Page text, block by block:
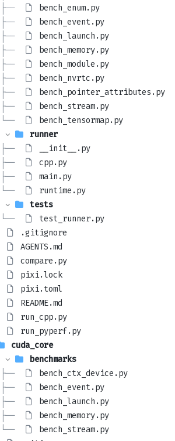
bench_enum.py
bench_event.py
bench_launch.py
bench_memory.py
bench_module.py
bench_nvrtc.py
bench_pointer_attributes.py
bench_stream.py
bench_tensormap.py
runner
__init__.py
cpp.py
main.py
runtime.py
tests
test_runner.py
.gitignore
AGENTS.md
compare.py
pixi.lock
pixi.toml
README.md
run_cpp.py
run_pyperf.py
cuda_core
benchmarks
bench_ctx_device.py
bench_event.py
bench_launch.py
bench_memory.py
bench_stream.py